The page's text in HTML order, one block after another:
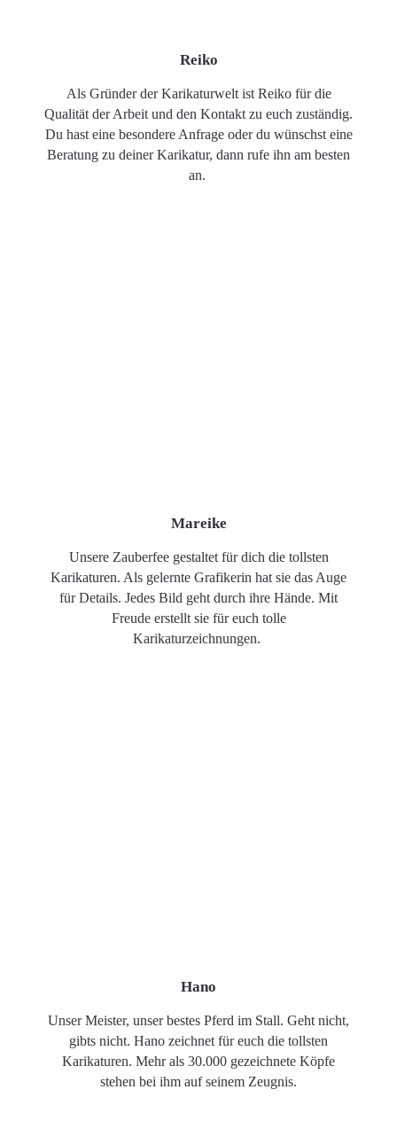
Reiko
Als Gründer der Karikaturwelt ist Reiko für die
Qualität der Arbeit und den Kontakt zu euch zuständig.
Du hast eine besondere Anfrage oder du wünschst eine
Beratung zu deiner Karikatur, dann rufe ihn am besten
an.
Mareike
Unsere Zauberfee gestaltet für dich die tollsten
Karikaturen. Als gelernte Grafikerin hat sie das Auge
für Details. Jedes Bild geht durch ihre Hände. Mit
Freude erstellt sie für euch tolle
Karikaturzeichnungen.
Hano
Unser Meister, unser bestes Pferd im Stall. Geht nicht,
gibts nicht. Hano zeichnet für euch die tollsten
Karikaturen. Mehr als 30.000 gezeichnete Köpfe
stehen bei ihm auf seinem Zeugnis.